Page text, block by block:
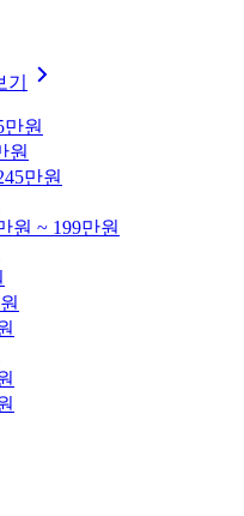
만원
원
만원
원 ~ 199만원